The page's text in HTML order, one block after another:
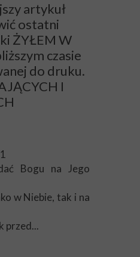
artykuł
ostatni
ŻYŁEM W
czasie
do druku.
I
Bogu na Jego
w Niebie, tak i na
przed...